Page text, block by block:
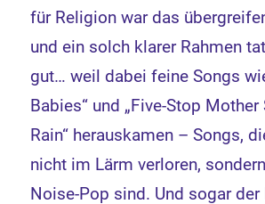
für Religion war das
und ein solch klarer Rahmen
gut… weil dabei feine Songs
Babies“ und „Five-Stop Mother
Rain“ herauskamen – Songs,
nicht im Lärm verloren,
Noise-Pop sind. Und sogar der